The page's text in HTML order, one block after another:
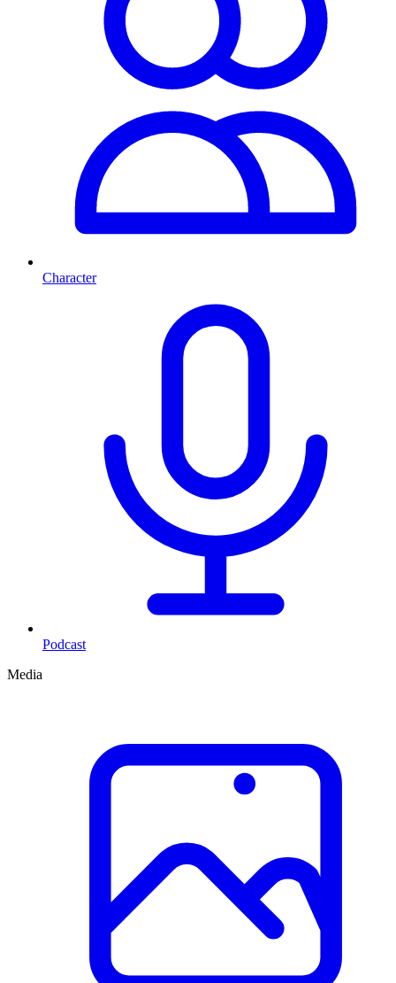
Character
Podcast
Media